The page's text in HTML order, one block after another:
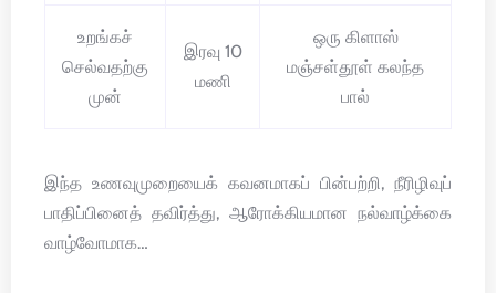
உறங்கச்
செல்வதற்கு
முன்
இரவு 10
மணி
ஒரு கிளாஸ்
மஞ்சள்தூள் கலந்த
பால்
இந்த உணவுமுறையைக் கவனமாகப் பின்பற்றி, நீரிழிவுப்
பாதிப்பினைத் தவிர்த்து, ஆரோக்கியமான நல்வாழ்க்கை
வாழ்வோமாக…